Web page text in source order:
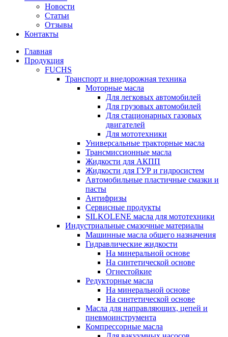
Новости
Статьи
Отзывы
Контакты
Главная
Продукция
FUCHS
Транспорт и внедорожная техника
Моторные масла
Для легковых автомобилей
Для грузовых автомобилей
Для стационарных газовых
двигателей
Для мототехники
Универсальные тракторные масла
Трансмиссионные масла
Жидкости для АКПП
Жидкости для ГУР и гидросистем
Автомобильные пластичные смазки и
пасты
Антифризы
Сервисные продукты
SILKOLENE масла для мототехники
Индустриальные смазочные материалы
Машинные масла общего назначения
Гидравлические жидкости
На минеральной основе
На синтетической основе
Огнестойкие
Редукторные масла
На минеральной основе
На синтетической основе
Масла для направляющих, цепей и
пневмоинструмента
Компрессорные масла